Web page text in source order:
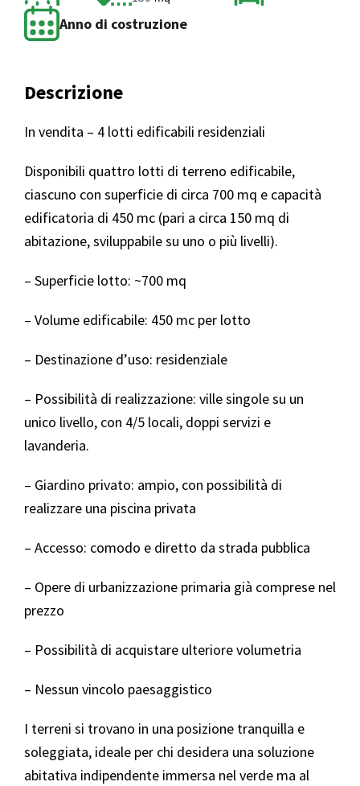
Anno di costruzione
Descrizione
In vendita – 4 lotti edificabili residenziali
Disponibili quattro lotti di terreno edificabile,
ciascuno con superficie di circa 700 mq e capacità
edificatoria di 450 mc (pari a circa 150 mq di
abitazione, sviluppabile su uno o più livelli).
– Superficie lotto: ~700 mq
– Volume edificabile: 450 mc per lotto
– Destinazione d’uso: residenziale
– Possibilità di realizzazione: ville singole su un
unico livello, con 4/5 locali, doppi servizi e
lavanderia.
– Giardino privato: ampio, con possibilità di
realizzare una piscina privata
– Accesso: comodo e diretto da strada pubblica
– Opere di urbanizzazione primaria già comprese nel
prezzo
– Possibilità di acquistare ulteriore volumetria
– Nessun vincolo paesaggistico
I terreni si trovano in una posizione tranquilla e
soleggiata, ideale per chi desidera una soluzione
abitativa indipendente immersa nel verde ma al